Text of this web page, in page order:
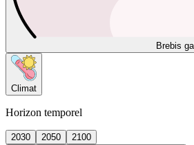
Brebis
Climat
Horizon temporel
2030 2050
2100